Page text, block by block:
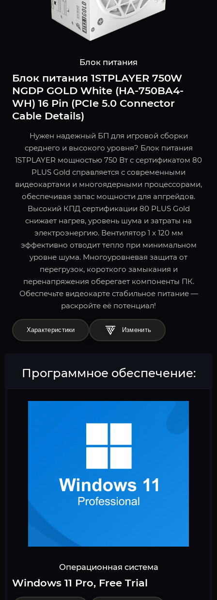
Блок питания
Блок питания 1STPLAYER 750W
NGDP GOLD White (HA-750BA4-
WH) 16 Pin (PCIe 5.0 Connector
Cable Details)
Нужен надежный БП для игровой сборки
среднего и высокого уровня? Блок питания
1STPLAYER мощностью 750 Вт с сертификатом 80
PLUS Gold справляется с современными
видеокартами и многоядерными процессорами,
обеспечивая запас мощности для апгрейдов.
Высокий КПД сертификации 80 PLUS Gold
снижает нагрев, уровень шума и затраты на
электроэнергию. Вентилятор 1 x 120 мм
эффективно отводит тепло при минимальном
уровне шума. Многоуровневая защита от
перегрузок, короткого замыкания и
перенапряжения оберегает компоненты ПК.
Обеспечьте видеокарте стабильное питание —
раскройте её потенциал!
Характеристики
Программное обеспечение:
Операционная система
Windows 11 Pro, Free Trial